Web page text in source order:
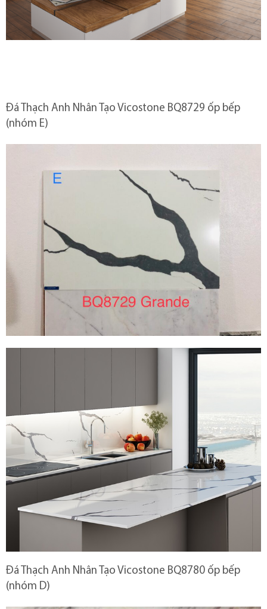
Đá Thạch Anh Nhân Tạo Vicostone BQ8729 ốp bếp
(nhóm E)
Đá Thạch Anh Nhân Tạo Vicostone BQ8780 ốp bếp
(nhóm D)